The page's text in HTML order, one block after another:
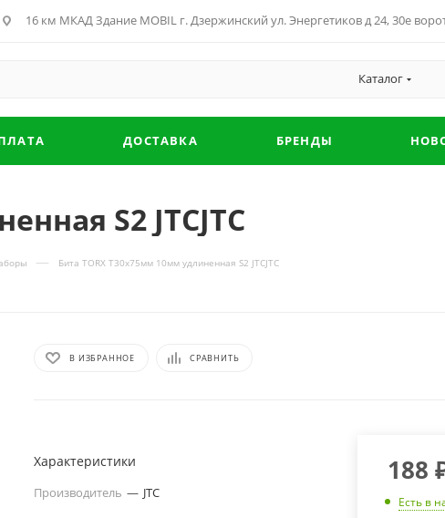
16 км МКАД Здание MOBIL г. Дзержинский ул. Энергетиков д 24, 30е
Каталог
ДОСТАВКА БРЕНДЫ
S2 JTCJTC
— Бита TORX Т30х75мм 10мм удлиненная S2 JTCJTC
В ИЗБРАННОЕ СРАВНИТЬ
Характеристики
Производитель — JTC
188
Есть в